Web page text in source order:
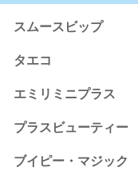
スムースビップ
タエコ
エミリミニプラス
プラスビューティー
ブイピー・マジック